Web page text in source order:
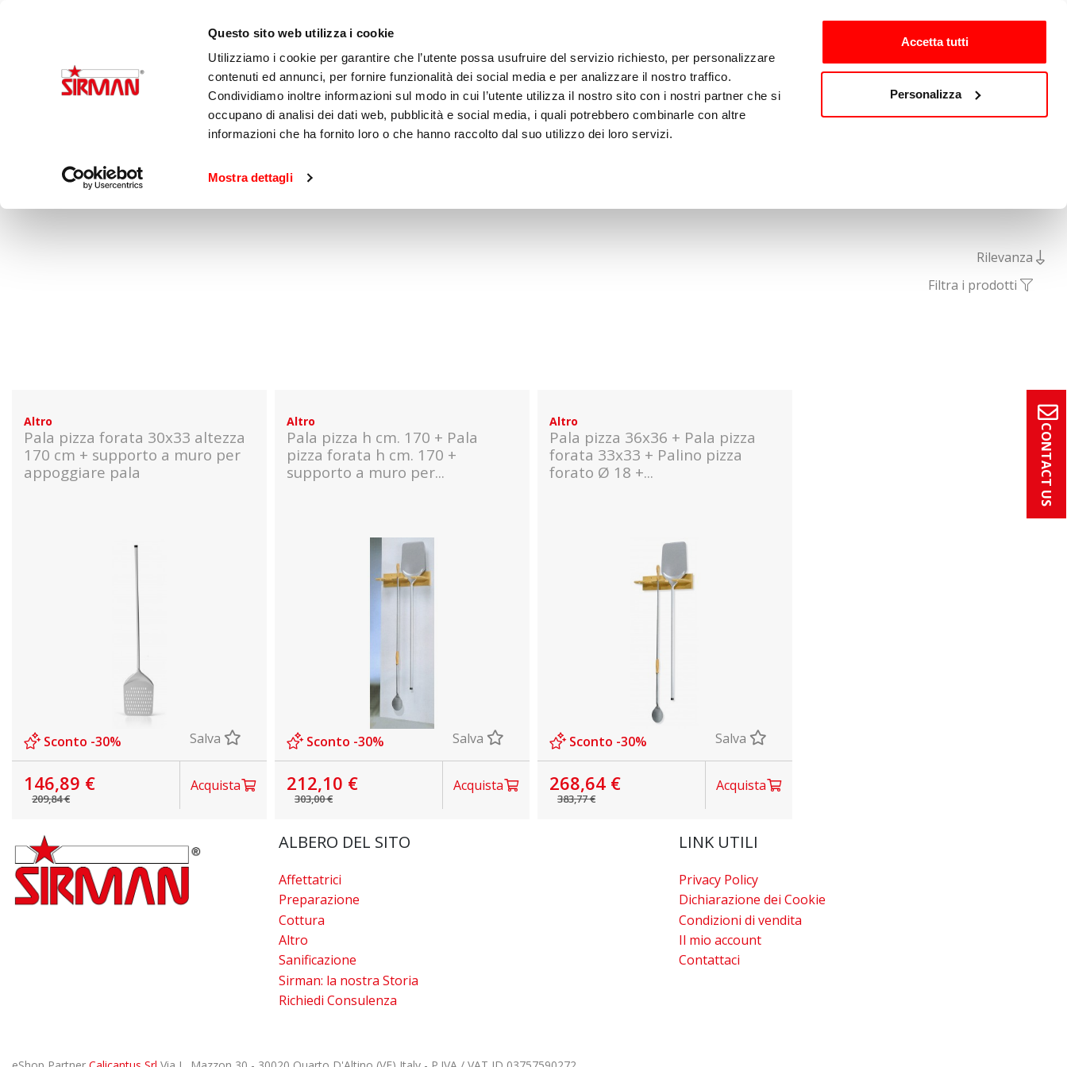
Questo sito web utilizza i cookie
Utilizziamo i cookie per garantire che l’utente possa usufruire del servizio richiesto, per personalizzare
contenuti ed annunci, per fornire funzionalità dei social media e per analizzare il nostro traffico.
Condividiamo inoltre informazioni sul modo in cui l’utente utilizza il nostro sito con i nostri partner che si
occupano di analisi dei dati web, pubblicità e social media, i quali potrebbero combinarle con altre
informazioni che ha fornito loro o che hanno raccolto dal suo utilizzo dei loro servizi.
Mostra dettagli
Accetta tutti
Personalizza
Italiano
Affettatrici Preparazione Cottura Sanificazione Altro
Pale Pizza
Rilevanza
Filtra i prodotti
CONTACT US
Altro
Pala pizza forata 30x33 altezza
170 cm + supporto a muro per
appoggiare pala
Sconto -30% Salva
146,89 €
209,84 €
Acquista
Altro
Pala pizza h cm. 170 + Pala
pizza forata h cm. 170 +
supporto a muro per...
Sconto -30% Salva
212,10 €
303,00 €
Acquista
Altro
Pala pizza 36x36 + Pala pizza
forata 33x33 + Palino pizza
forato Ø 18 +...
Sconto -30% Salva
268,64 €
383,77 €
Acquista
ALBERO DEL SITO
Affettatrici
Preparazione
Cottura
Altro
Sanificazione
Sirman: la nostra Storia
Richiedi Consulenza
LINK UTILI
Privacy Policy
Dichiarazione dei Cookie
Condizioni di vendita
Il mio account
Contattaci